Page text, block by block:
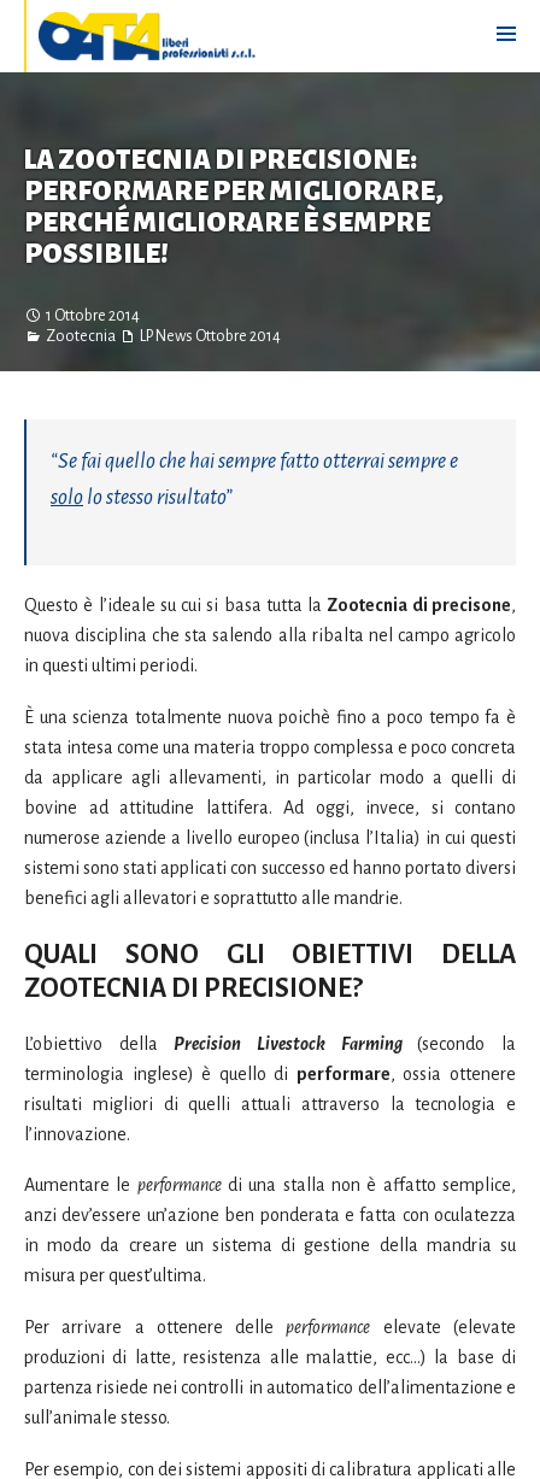
LA ZOOTECNIA DI PRECISIONE:
PERFORMARE PER MIGLIORARE,
PERCHÉ MIGLIORARE È SEMPRE
POSSIBILE!
1 Ottobre 2014
Zootecnia
LP News Ottobre 2014
“Se fai quello che hai sempre fatto otterrai sempre e
solo lo stesso risultato”
Questo è l’ideale su cui si basa tutta la Zootecnia di precisone,
nuova disciplina che sta salendo alla ribalta nel campo agricolo
in questi ultimi periodi.
È una scienza totalmente nuova poichè fino a poco tempo fa è
stata intesa come una materia troppo complessa e poco concreta
da applicare agli allevamenti, in particolar modo a quelli di
bovine ad attitudine lattifera. Ad oggi, invece, si contano
numerose aziende a livello europeo (inclusa l’Italia) in cui questi
sistemi sono stati applicati con successo ed hanno portato diversi
benefici agli allevatori e soprattutto alle mandrie.
QUALI SONO GLI OBIETTIVI DELLA
ZOOTECNIA DI PRECISIONE?
L’obiettivo della Precision Livestock Farming
(secondo la
terminologia inglese) è quello di performare, ossia ottenere
risultati migliori di quelli attuali attraverso la tecnologia e
l’innovazione.
Aumentare le performancedi una stalla non è affatto semplice,
anzi dev’essere un’azione ben ponderata e fatta con oculatezza
in modo da creare un sistema di gestione della mandria su
misura per quest’ultima.
Per arrivare a ottenere delleperformance elevate (elevate
produzioni di latte, resistenza alle malattie, ecc…) la base di
partenza risiede nei controlli in automatico dell’alimentazione e
sull’animale stesso.
Per esempio, con dei sistemi appositi di calibratura applicati alle